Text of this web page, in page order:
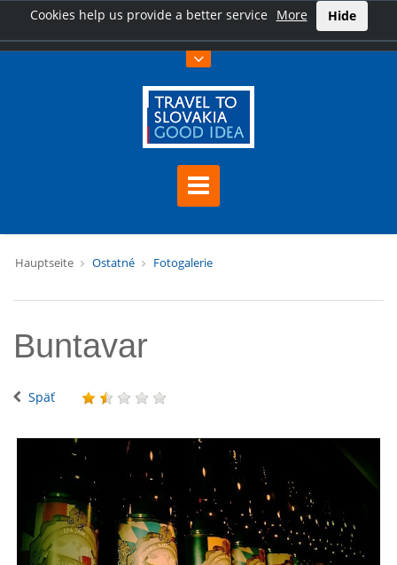
Cookies help us provide a better service More Hide
Hauptseite Ostatné Fotogalerie
Buntavar
Späť